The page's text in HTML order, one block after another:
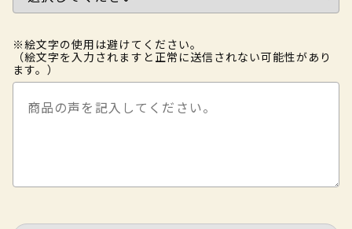
※絵文字の使用は避けてください。
（絵文字を入力されますと正常に送信されない可能性があり
ます。）